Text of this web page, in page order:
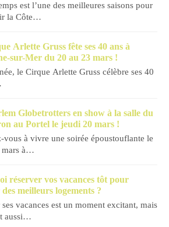
est l’une des meilleures saisons pour
la Côte…
Arlette Gruss fête ses 40 ans à
sur-Mer du 20 au 23 mars !
le Cirque Arlette Gruss célèbre ses 40
Globetrotters en show à la salle du
au Portel le jeudi 20 mars !
vous à vivre une soirée époustouflante le
mars à…
réserver vos vacances tôt pour
meilleurs logements ?
vacances est un moment excitant, mais
aussi…